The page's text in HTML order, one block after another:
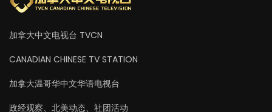
加拿大中文电视台 TVCN
CANADIAN CHINESE TV STATION
加拿大温哥华中文华语电视台
政经观察、北美动态、社团活动